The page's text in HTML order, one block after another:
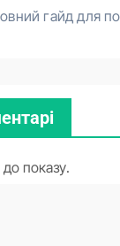
гайд для
показу.